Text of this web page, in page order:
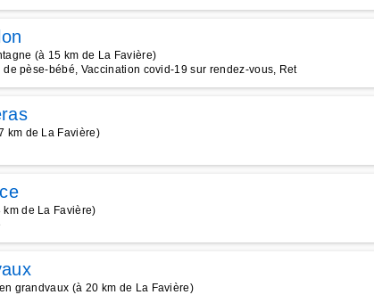
(à 15 km de La Favière)
pèse-bébé, Vaccination covid-19 sur rendez-vous, Ret
km de La Favière)
de La Favière)
grandvaux (à 20 km de La Favière)